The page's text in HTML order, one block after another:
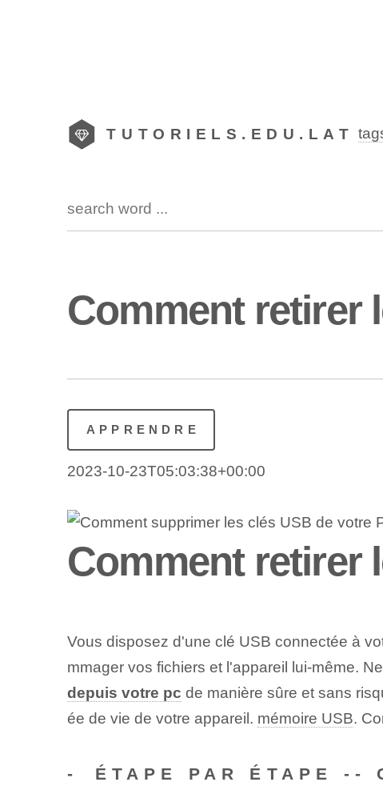
TUTORIELS.EDU.LAT
Comment retirer
APPRENDRE
2023-10-23T05:03:38+00:00
Comment retirer
Vous disposez d'une clé USB connectée à
mmager vos fichiers et l'appareil lui-même.
depuis votre pc de manière sûre et sans
ée de vie de votre appareil. mémoire USB.
-⁣ ÉTAPE PAR ÉTAPE --